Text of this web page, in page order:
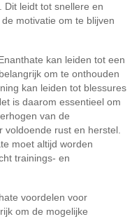
leidt tot snellere en
motivatie om te blijven
kan leiden tot een
om te onthouden
kan leiden tot blessures
is daarom essentieel om
van de
voldoende rust en herstel.
moet altijd worden
trainings- en
voordelen voor
om de mogelijke